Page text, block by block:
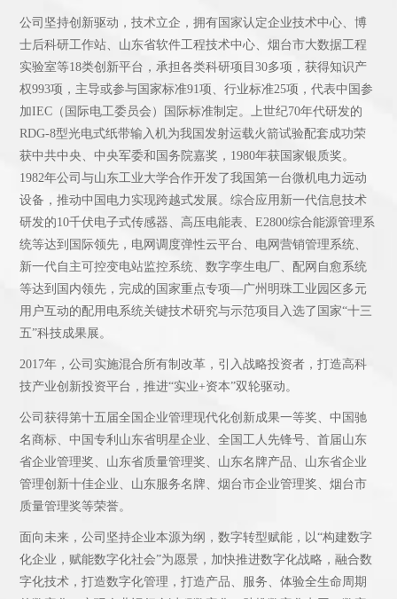
公司坚持创新驱动，技术立企，拥有国家认定企业技术中心、博
士后科研工作站、山东省软件工程技术中心、烟台市大数据工程
实验室等18类创新平台，承担各类科研项目30多项，获得知识产
权993项，主导或参与国家标准91项、行业标准25项，代表中国参
加IEC（国际电工委员会）国际标准制定。上世纪70年代研发的
RDG-8型光电式纸带输入机为我国发射运载火箭试验配套成功荣
获中共中央、中央军委和国务院嘉奖，1980年获国家银质奖。
1982年公司与山东工业大学合作开发了我国第一台微机电力远动
设备，推动中国电力实现跨越式发展。综合应用新一代信息技术
研发的10千伏电子式传感器、高压电能表、E2800综合能源管理系
统等达到国际领先，电网调度弹性云平台、电网营销管理系统、
新一代自主可控变电站监控系统、数字孪生电厂、配网自愈系统
等达到国内领先，完成的国家重点专项—广州明珠工业园区多元
用户互动的配用电系统关键技术研究与示范项目入选了国家“十三
五”科技成果展。
2017年，公司实施混合所有制改革，引入战略投资者，打造高科
技产业创新投资平台，推进“实业+资本”双轮驱动。
公司获得第十五届全国企业管理现代化创新成果一等奖、中国驰
名商标、中国专利山东省明星企业、全国工人先锋号、首届山东
省企业管理奖、山东省质量管理奖、山东名牌产品、山东省企业
管理创新十佳企业、山东服务名牌、烟台市企业管理奖、烟台市
质量管理奖等荣誉。
面向未来，公司坚持企业本源为纲，数字转型赋能，以“构建数字
化企业，赋能数字化社会”为愿景，加快推进数字化战略，融合数
字化技术，打造数字化管理，打造产品、服务、体验全生命周期